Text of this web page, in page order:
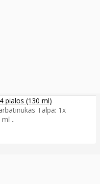
pialos (130 ml)
Talpa: 1x
..